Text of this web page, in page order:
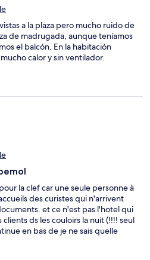
a la plaza pero mucho ruido de
de madrugada, aunque teníamos
el balcón. En la habitación
calor y sin ventilador.
la clef car une seule personne à
des curistes qui n'arrivent
et ce n'est pas l'hotel qui
ds les couloirs la nuit (!!!! seul
en bas de je ne sais quelle
jusqu'à 6 h 42 !!! pour une
que pour 3 semaines les clients